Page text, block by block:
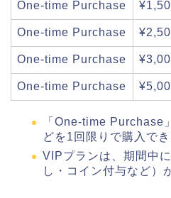
One-time Purchase
One-time Purchase
One-time Purchase
One-time Purchase
「One-time Purchase
どを1回限りで購入でき
VIPプランは、期間中
し・コイン付与など）